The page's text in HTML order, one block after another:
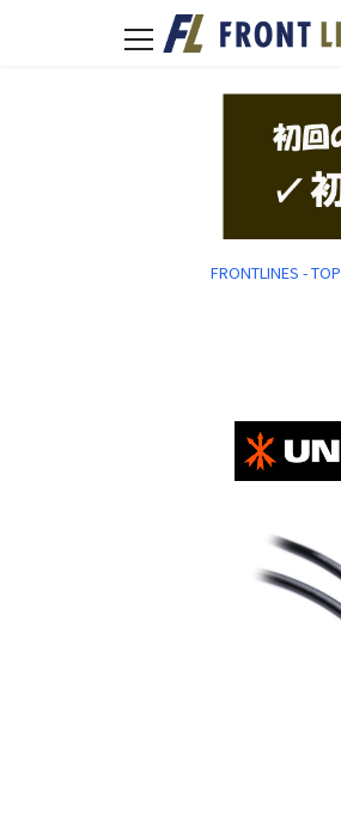
toggle
FRONTLINES - TOP